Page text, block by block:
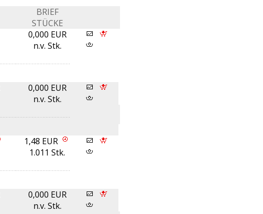
BRIEF
STÜCKE
0,000 EUR
n.v. Stk.
0,000 EUR
n.v. Stk.
1,48 EUR
1.011 Stk.
0,000 EUR
n.v. Stk.